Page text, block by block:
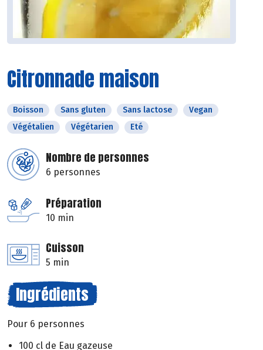
Citronnade maison
Boisson Sans gluten Sans lactose
Vegan
Végétalien
Végétarien Eté
Nombre de personnes
6 personnes
Préparation
10 min
Cuisson
5 min
Ingrédients
Pour 6 personnes
100 cl de Eau gazeuse